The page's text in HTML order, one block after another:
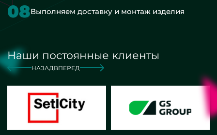
08Выполняем доставку и монтаж изделия
Наши постоянные клиенты
НАЗАД ВПЕРЕД